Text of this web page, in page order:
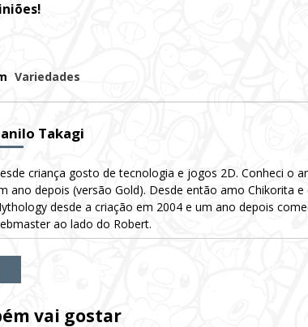
Variedades
Takagi
criança gosto de tecnologia e jogos 2D. Conheci o
ano depois (versão Gold). Desde então amo Chikorita
desde a criação em 2004 e um ano depois
ao lado do Robert.
vai gostar